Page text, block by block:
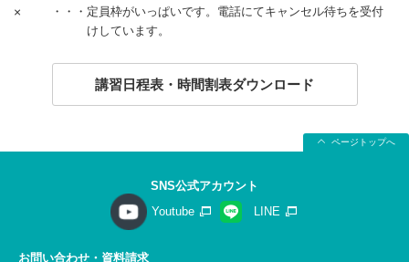
×
・・・定員枠がいっぱいです。電話にてキャンセル待ちを受付
けしています。
講習日程表・時間割表ダウンロード
ページトップへ
SNS公式アカウント
Youtube
LINE
お問い合わせ・資料請求